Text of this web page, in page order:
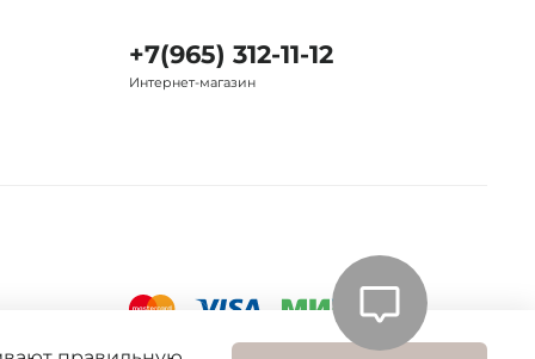
+7(965) 312-11-12
Интернет-магазин